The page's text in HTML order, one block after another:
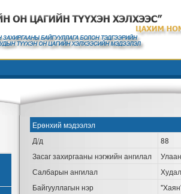
Ерөнхий мэдээлэл
Д/д
88
Засаг захиргааны нэгжийн ангилал
Салбарын ангилал
Байгууллагын нэр